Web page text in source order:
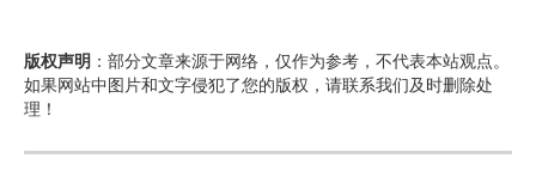
版权声明 ：部分文章来源于网络，仅作为参考，不代表本站观点。
如果网站中图片和文字侵犯了您的版权，请联系我们及时删除处
理！